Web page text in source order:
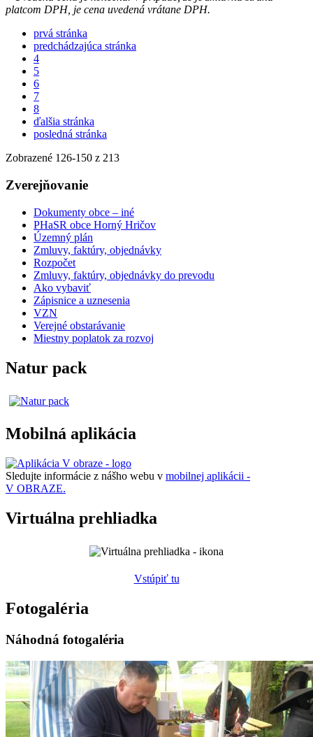
platcom DPH, je cena uvedená vrátane DPH.
prvá stránka
predchádzajúca stránka
4
5
6
7
8
ďalšia stránka
posledná stránka
Zobrazené 126-150 z 213
Zverejňovanie
Dokumenty obce – iné
PHaSR obce Horný Hričov
Územný plán
Zmluvy, faktúry, objednávky
Rozpočet
Zmluvy, faktúry, objednávky do prevodu
Ako vybaviť
Zápisnice a uznesenia
VZN
Verejné obstarávanie
Miestny poplatok za rozvoj
Natur pack
Mobilná aplikácia
Sledujte informácie z nášho webu v mobilnej aplikácii -
V OBRAZE.
Virtuálna prehliadka
Vstúpiť tu
Fotogaléria
Náhodná fotogaléria